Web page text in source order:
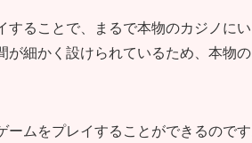
することで、まるで本物のカジノに
が細かく設けられているため、本物
ムをプレイすることができるのです